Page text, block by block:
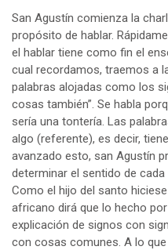
San Agustín comienza la
propósito de hablar.
el hablar tiene como fin el
cual recordamos, traemos a
palabras alojadas como los
cosas también”. Se habla
sería una tontería. Las
algo (referente), es decir,
avanzado esto, san Agustín
determinar el sentido de
Como el hijo del santo
africano dirá que lo hecho
explicación de signos con
con cosas comunes. A lo